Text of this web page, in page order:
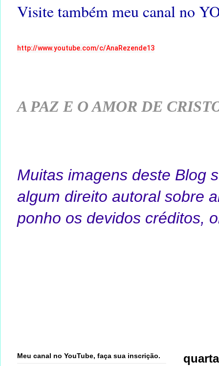
Visite também meu canal no
http://www.youtube.com/c/AnaRezende13
A PAZ E O AMOR DE
Muitas imagens deste Blog
algum direito autoral sobre
ponho os devidos créditos,
Meu canal no YouTube, faça sua inscrição.